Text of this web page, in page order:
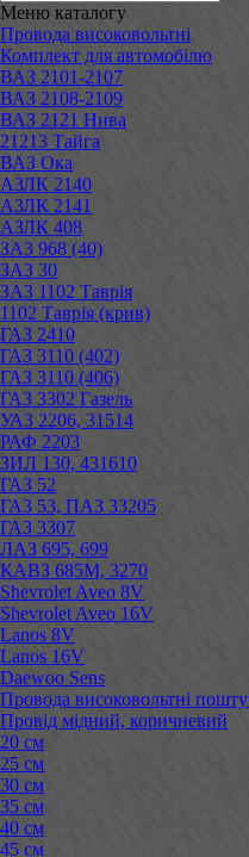
Меню каталогу
Провода високовольтні
Комплект для автомобілю
ВАЗ 2101-2107
ВАЗ 2108-2109
ВАЗ 2121 Нива
21213 Тайга
ВАЗ Ока
АЗЛК 2140
АЗЛК 2141
АЗЛК 408
ЗАЗ 968 (40)
ЗАЗ 30
ЗАЗ 1102 Таврія
1102 Таврія (крив)
ГАЗ 2410
ГАЗ 3110 (402)
ГАЗ 3110 (406)
ГАЗ 3302 Газель
УАЗ 2206, 31514
РАФ 2203
ЗИЛ 130, 431610
ГАЗ 52
ГАЗ 53, ПАЗ 33205
ГАЗ 3307
ЛАЗ 695, 699
КАВЗ 685М, 3270
Shevrolet Aveo 8V
Shevrolet Aveo 16V
Lanos 8V
Lanos 16V
Daewoo Sens
Провода високовольтні
Провід мідний, коричневий
20 см
25 см
30 см
35 см
40 см
45 см